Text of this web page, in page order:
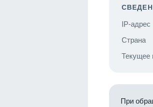
IP-адрес
Страна
Текущее
При